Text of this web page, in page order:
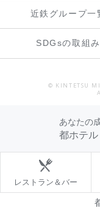
近鉄グループ一
SDGsの取組み
© KINTETSU
あなたの
都ホテ
レストラン＆バー